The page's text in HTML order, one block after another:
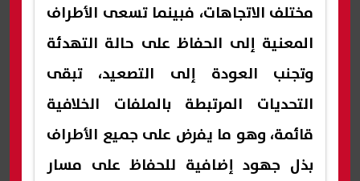
مختلف الاتجاهات، فبينما تسعى الأطراف
المعنية إلى الحفاظ على حالة التهدئة
وتجنب العودة إلى التصعيد، تبقى
التحديات المرتبطة بالملفات الخلافية
قائمة، وهو ما يفرض على جميع الأطراف
بذل جهود إضافية للحفاظ على مسار